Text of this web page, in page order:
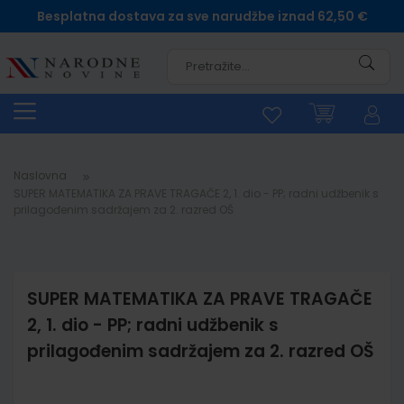
Besplatna dostava za sve narudžbe iznad 62,50 €
Naslovna
SUPER MATEMATIKA ZA PRAVE TRAGAČE
2, 1. dio - PP; radni udžbenik s
prilagođenim sadržajem za 2. razred OŠ